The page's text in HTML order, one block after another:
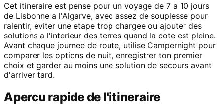
Cet itineraire est pense pour un voyage de 7 a 10 jours
de Lisbonne a l'Algarve, avec assez de souplesse pour
ralentir, eviter une etape trop chargee ou ajouter des
solutions a l'interieur des terres quand la cote est pleine.
Avant chaque journee de route, utilise Campernight pour
comparer les options de nuit, enregistrer ton premier
choix et garder au moins une solution de secours avant
d'arriver tard.
Apercu rapide de l'itineraire